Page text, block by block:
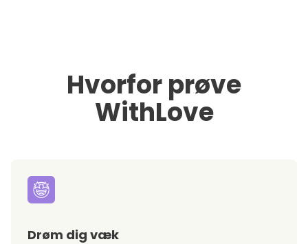
Hvorfor prøve
WithLove
Drøm dig væk